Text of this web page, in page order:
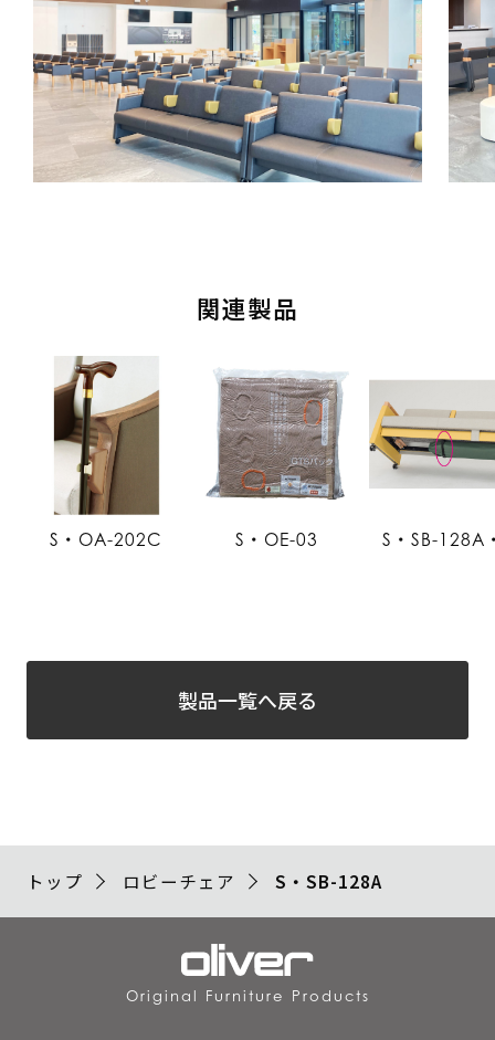
関連製品
S・OA-202C S・OE-03 S・SB-128A
製品一覧へ戻る
トップ ロビーチェア S・SB-128A
Original Furniture Products